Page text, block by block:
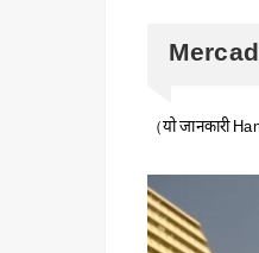
（यो जानकारी